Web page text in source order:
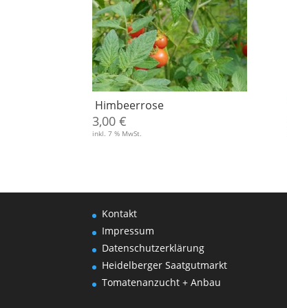
Himbeerrose
3,00€
inkl. 7 % MwSt.
Kontakt
Impressum
Datenschutzerklärung
Heidelberger Saatgutmarkt
Tomatenanzucht + Anbau